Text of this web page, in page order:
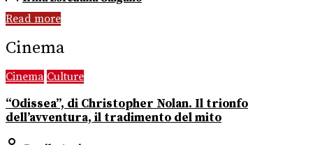
Read more
Cinema
Cinema Culture
“Odissea”, di Christopher Nolan. Il trionfo
dell’avventura, il tradimento del mito